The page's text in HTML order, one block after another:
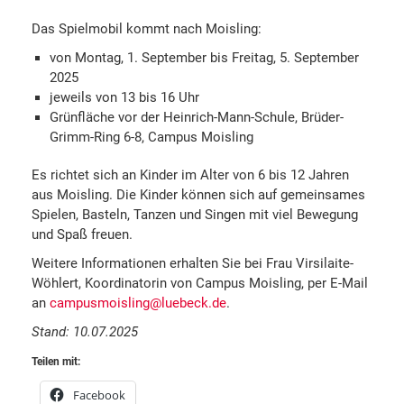
Das Spielmobil kommt nach Moisling:
von Montag, 1. September bis Freitag, 5. September
2025
jeweils von 13 bis 16 Uhr
Grünfläche vor der Heinrich-Mann-Schule, Brüder-
Grimm-Ring 6-8, Campus Moisling
Es richtet sich an Kinder im Alter von 6 bis 12 Jahren
aus Moisling. Die Kinder können sich auf gemeinsames
Spielen, Basteln, Tanzen und Singen mit viel Bewegung
und Spaß freuen.
Weitere Informationen erhalten Sie bei Frau Virsilaite-
Wöhlert, Koordinatorin von Campus Moisling, per E-Mail
an campusmoisling@luebeck.de.
Stand: 10.07.2025
Teilen mit:
Facebook